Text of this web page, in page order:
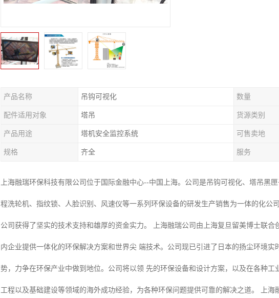
产品名称 吊钩可视化 数量
配件适用对象 塔吊 货源类别
产品用途 塔机安全监控系统 可售卖地
规格 齐全 服务
上海融瑞环保科技有限公司位于国际金融中心--中国上海。公司是吊钩可视化、塔吊黑
程洗轮机、指纹锁、人脸识别、风速仪等一系列环保设备的研发生产销售为一体的化公
公司获得了坚实的技术支持和雄厚的资金实力。 上海融瑞公司由上海复旦留美博士联
内企业提供一体化的环保解决方案和世界尖 端技术。公司现已引进了日本的扬尘环境
势，力争在环保产业中做到地位。公司将以领 先的环保设备和设计方案，以及在各种
工程以及基础建设等领域的海外成功经验，为各种环保问题提供可靠的解决之道。 上